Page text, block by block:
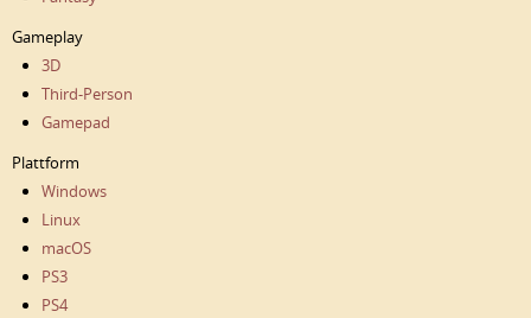
Gameplay
3D
Third-Person
Gamepad
Plattform
Windows
Linux
macOS
PS3
PS4